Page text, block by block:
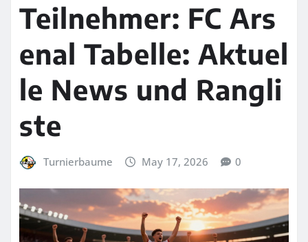
Teilnehmer: FC Ars
enal Tabelle: Aktuel
le News und Rangli
ste
Turnierbaume May 17, 2026 0